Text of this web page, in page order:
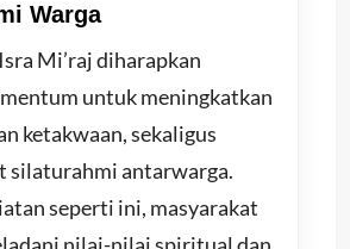
Warga
Mi’raj diharapkan
untuk meningkatkan
ketakwaan, sekaligus
silaturahmi antarwarga.
seperti ini, masyarakat